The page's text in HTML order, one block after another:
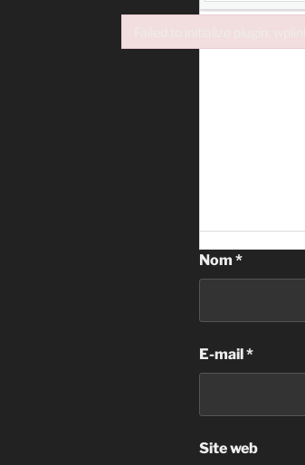
Nom *
E-mail*
Site web
Failed to initialize plugin: wplink